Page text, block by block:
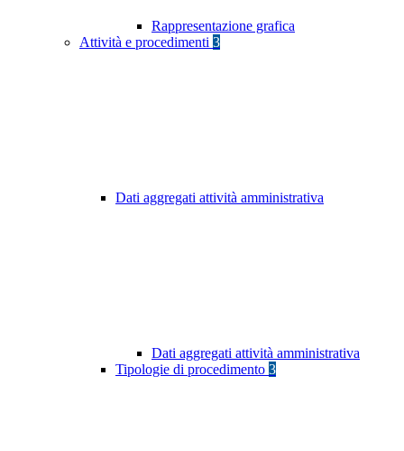
Rappresentazione grafica
Attività e procedimenti 3
Dati aggregati attività amministrativa
Dati aggregati attività amministrativa
Tipologie di procedimento 3